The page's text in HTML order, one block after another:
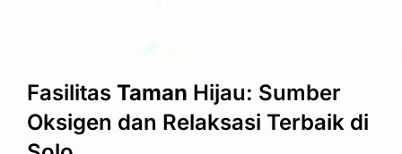
Fasilitas Taman Hijau: Sumber
Oksigen dan Relaksasi Terbaik di